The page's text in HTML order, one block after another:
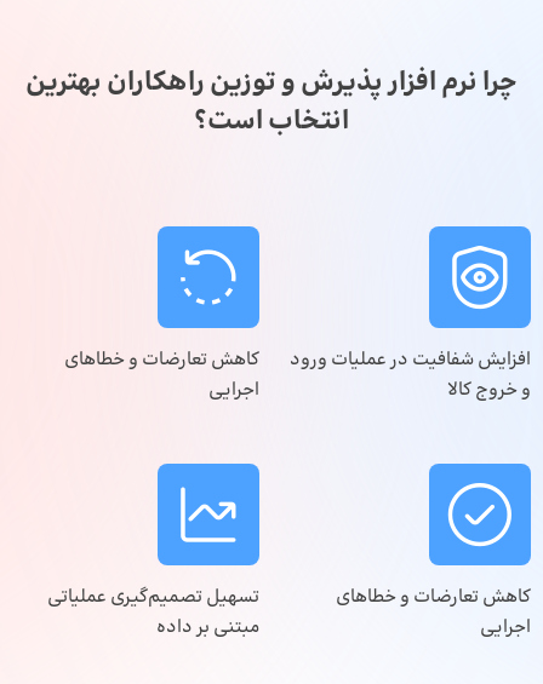
چرا نرم افزار پذیرش و توزین راهکاران بهترین
انتخاب است؟
افزایش شفافیت در عملیات ورود
و خروج کالا
کاهش تعارضات و خطاهای
اجرایی
کاهش تعارضات و خطاهای
اجرایی
تسهیل تصمیم‌گیری عملیاتی
مبتنی بر داده